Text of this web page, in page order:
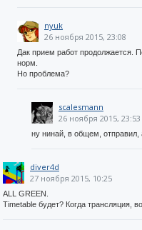
nyuk
26 ноября 2015, 23:08
Дак прием работ продолжается.
норм.
Но проблема?
scalesmann
26 ноября 2015, 23:53
ну нинай, в общем, отправил,
diver4d
27 ноября 2015, 10:25
ALL GREEN.
Timetable будет? Когда трансляция,